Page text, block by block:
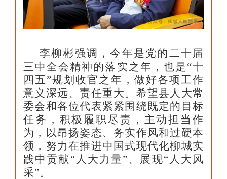
李柳彬强调，今年是党的二十届
三中全会精神的落实之年，也是“十
四五”规划收官之年，做好各项工作
意义深远、责任重大。希望县人大常
委会和各位代表紧紧围绕既定的目标
任务，积极履职尽责，主动担当作
为，以昂扬姿态、务实作风和过硬本
领，努力在推进中国式现代化柳城实
践中贡献“人大力量”、展现“人大风
采”。